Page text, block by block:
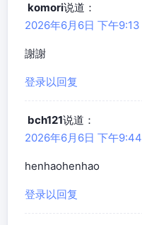
komori说道：
2026年6月6日 下午9:13
謝謝
登录以回复
bch121说道：
2026年6月6日 下午9:44
henhaohenhao
登录以回复